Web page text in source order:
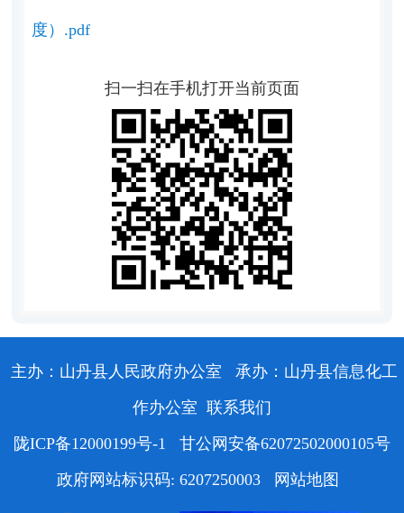
度）.pdf
扫一扫在手机打开当前页面
主办：山丹县人民政府办公室
承办：山丹县信息化工
作办公室 联系我们
陇ICP备12000199号-1
甘公网安备62072502000105号
政府网站标识码: 6207250003
网站地图